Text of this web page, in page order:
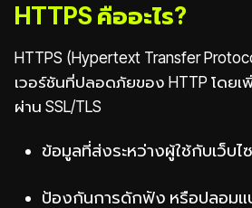
HTTPS คืออะไร?
HTTPS (Hypertext Transfer
เวอร์ชันที่ปลอดภัยของ HTTP โดยเ
ผ่าน SSL/TLS
ข้อมูลที่ส่งระหว่างผู้ใช้กับเว็บไ
ป้องกันการดักฟัง หรือปลอม